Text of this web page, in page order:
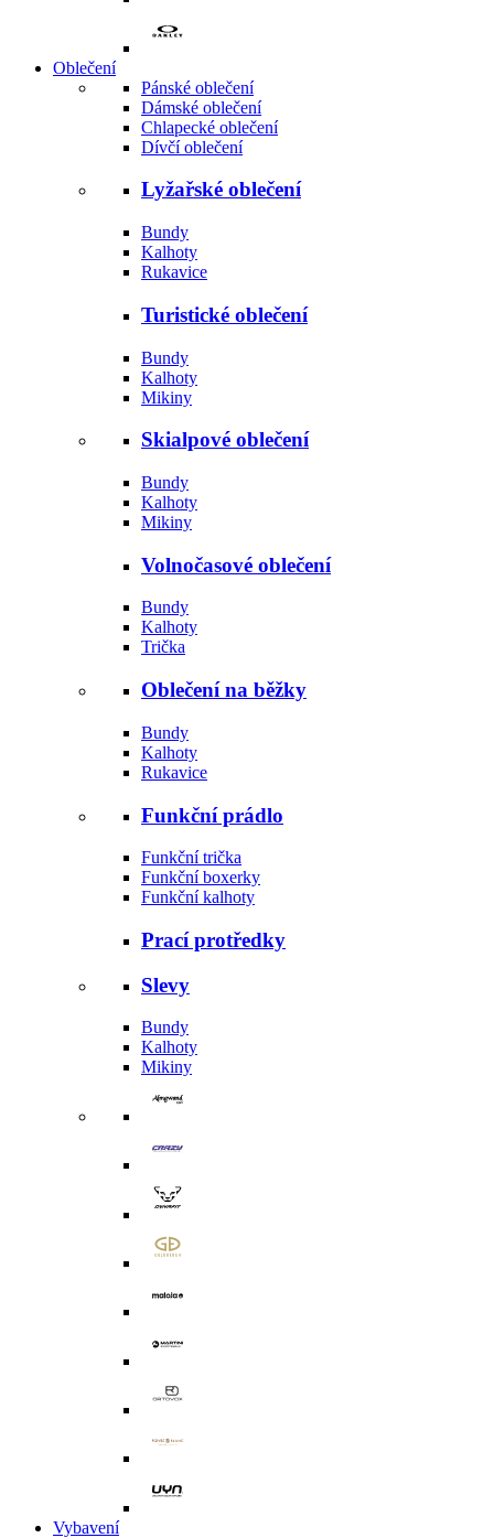
Oblečení
Pánské oblečení
Dámské oblečení
Chlapecké oblečení
Dívčí oblečení
Lyžařské oblečení
Bundy
Kalhoty
Rukavice
Turistické oblečení
Bundy
Kalhoty
Mikiny
Skialpové oblečení
Bundy
Kalhoty
Mikiny
Volnočasové oblečení
Bundy
Kalhoty
Trička
Oblečení na běžky
Bundy
Kalhoty
Rukavice
Funkční prádlo
Funkční trička
Funkční boxerky
Funkční kalhoty
Prací protředky
Slevy
Bundy
Kalhoty
Mikiny
Vybavení